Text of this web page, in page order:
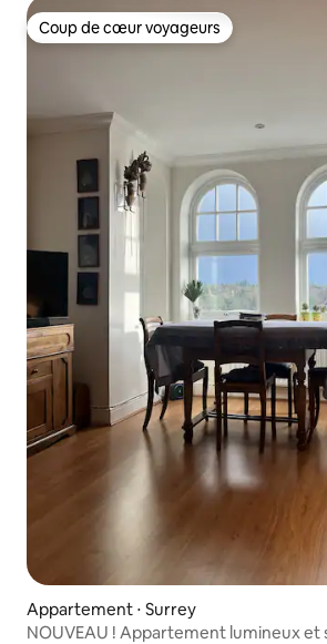
Coup de cœur voyageurs
Coup de cœur voyageurs
Appartement ⋅ Surrey
NOUVEAU ! Appartement lumineux et